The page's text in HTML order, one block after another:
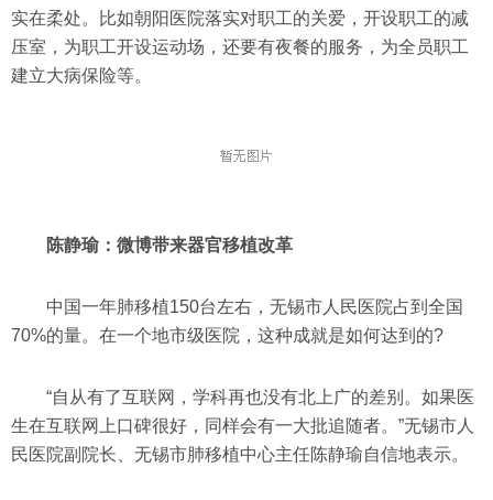
实在柔处。比如朝阳医院落实对职工的关爱，开设职工的减
压室，为职工开设运动场，还要有夜餐的服务，为全员职工
建立大病保险等。
陈静瑜：微博带来器官移植改革
中国一年肺移植150台左右，无锡市人民医院占到全国
70%的量。在一个地市级医院，这种成就是如何达到的?
“自从有了互联网，学科再也没有北上广的差别。如果医
生在互联网上口碑很好，同样会有一大批追随者。”无锡市人
民医院副院长、无锡市肺移植中心主任陈静瑜自信地表示。